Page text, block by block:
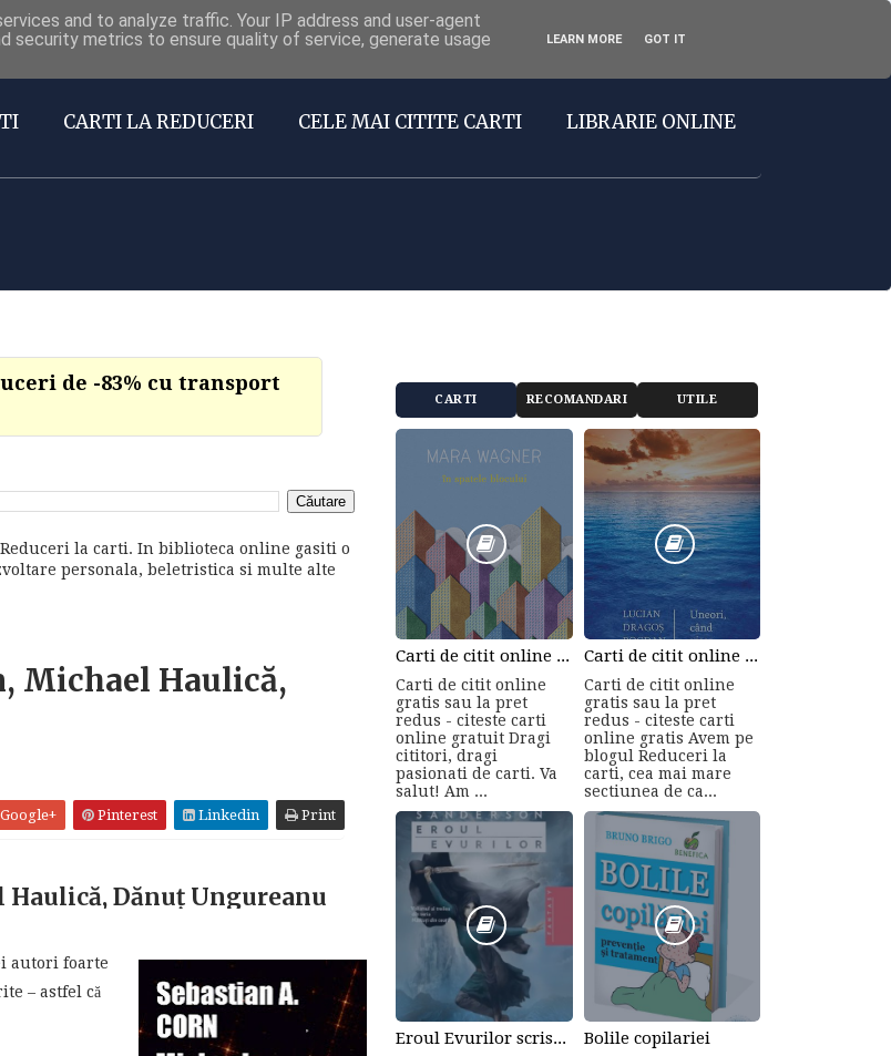
@Facebook
CARTI LA REDUCERI CELE MAI CITITE CARTI LIBRARIE ONLINE
de -83% cu transport
la carti. In biblioteca online gasiti o
personala, beletristica si multe alte
Michael Haulică,
Pinterest Linkedin Print
Haulică, Dănuț Ungureanu
autori foarte
– astfel că
CARTI RECOMANDARI UTILE
Carti de citit online gratis sau la pret redus - citeste carti online gratuit din cele mai mari librarii online!
Carti de citit online
gratis sau la pret
redus - citeste carti
online gratuit Dragi
cititori, dragi
pasionati de carti. Va
salut! Am ...
Carti de citit online gratis sau la pret redus - citeste carti online gratis
Carti de citit online
gratis sau la pret
redus - citeste carti
online gratis Avem pe
blogul Reduceri la
carti, cea mai mare
sectiunea de ca...
Eroul Evurilor scrisa de Brandon Sanderson (Volumul 3) Bolile copilariei
and to analyze traffic. Your IP address and user-agent
security metrics to ensure quality of service, generate usage
LEARN MORE GOT IT